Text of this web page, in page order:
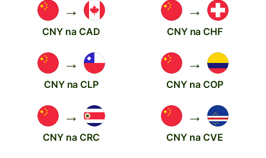
→
CNY na CAD
→
CNY na CHF
→
CNY na CLP
→
CNY na COP
→
CNY na CRC
→
CNY na CVE